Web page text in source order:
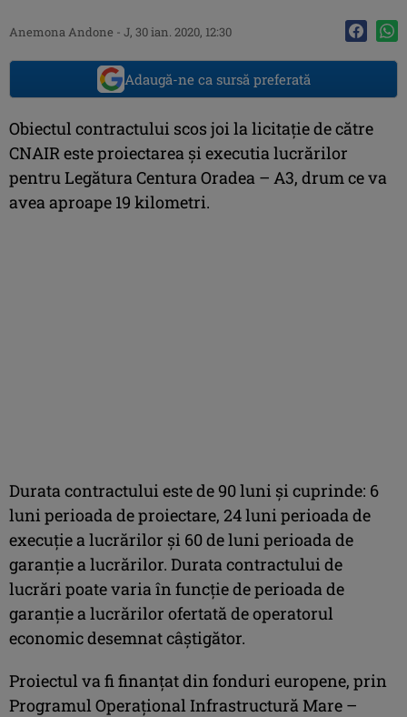
Anemona Andone - J, 30 ian. 2020, 12:30
Adaugă-ne ca sursă preferată
Obiectul contractului scos joi la licitație de către
CNAIR este proiectarea și executia lucrărilor
pentru Legătura Centura Oradea – A3, drum ce va
avea aproape 19 kilometri.
Durata contractului este de 90 luni și cuprinde: 6
luni perioada de proiectare, 24 luni perioada de
execuție a lucrărilor și 60 de luni perioada de
garanție a lucrărilor. Durata contractului de
lucrări poate varia în funcție de perioada de
garanție a lucrărilor ofertată de operatorul
economic desemnat câștigător.
Proiectul va fi finanțat din fonduri europene, prin
Programul Operațional Infrastructură Mare –